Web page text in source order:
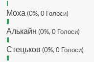
SVAT :
трансляцію товарняка з
https://www.youtube.com/
si=GU46Q4zlJQd2L-W8
Hatsyk:А ще на сайті
Моха (0%, 0 Голоси)
Алькайн (0%, 0 Голоси)
Стецьков (0%, 0 Голоси)